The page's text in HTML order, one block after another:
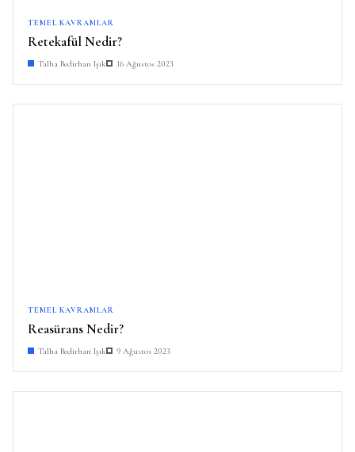
TEMEL KAVRAMLAR
Retekafül Nedir?
Talha Bedirhan Işık 16 Ağustos 2023
TEMEL KAVRAMLAR
Reasürans Nedir?
Talha Bedirhan Işık 9 Ağustos 2023